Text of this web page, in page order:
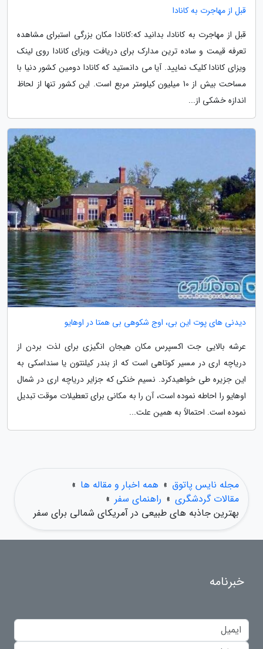
قبل از مهاجرت به کانادا
قبل از مهاجرت به کانادا، بدانید که:کانادا مکان بزرگی استبرای مشاهده
تعرفه قیمت و ساده ترین مدارک برای دریافت ویزای کانادا روی لینک
ویزای کانادا کلیک نمایید. آیا می دانستید که کانادا دومین کشور دنیا با
مساحت بیش از 10 میلیون کیلومتر مربع است. این کشور تنها از لحاظ
اندازه خشکی از...
دیدنی های پوت این بی، اوج شکوهی بی همتا در اوهایو
عرشه بالایی جت اکسپرس مکان هیجان انگیزی برای لذت بردن از
دریاچه اری در مسیر کوتاهی است که از بندر کیلنتون یا سنداسکی به
این جزیره طی خواهیدکرد. نسیم خنکی که جزایر دریاچه اری در شمال
اوهایو را احاطه نموده است، آن را به مکانی برای تعطیلات موقت تبدیل
نموده است. احتمالاً به همین علت...
مجله نایس پاتوق » همه اخبار و مقاله ها »
مقالات گردشگری » راهنمای سفر »
بهترین جاذبه های طبیعی در آمریکای شمالی برای سفر
خبرنامه